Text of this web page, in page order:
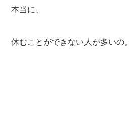
本当に、
休むことができない人が多いの。